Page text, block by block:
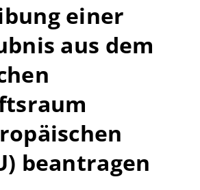
einer
aus dem
beantragen